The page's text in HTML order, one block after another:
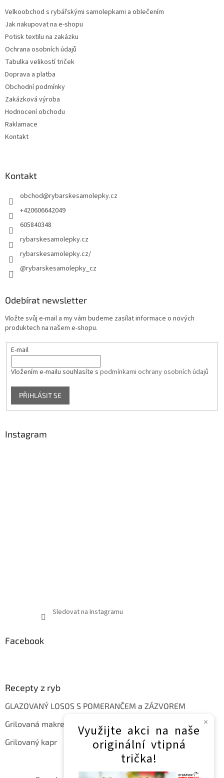
Velkoobchod s rybářskými samolepkami a oblečením
Jak nakupovat na e-shopu
Potisk textilu na zakázku
Ochrana osobních údajů
Tabulka velikostí triček
Doprava a platba
Obchodní podmínky
Zakázková výroba
Hodnocení obchodu
Raklamace
Kontakt
Kontakt
obchod@rybarskesamolepky.cz
+420606642049
605840348
rybarskesamolepky.cz
rybarskesamolepky.cz/
@rybarskesamolepky_cz
Odebírat newsletter
Vložte svůj e-mail a my vám budeme zasílat informace o nových
produktech na našem e-shopu.
E-mail
Vložením e-mailu souhlasíte s podmínkami ochrany osobních údajů
PŘIHLÁSIT SE
Instagram
Sledovat na Instagramu
Facebook
Recepty z ryb
GLAZOVANÝ LOSOS S POMERANČEM a ZÁZVOREM
Grilovaná makrela
Grilovaný kapr
×
Využijte akci na naše
originální vtipná
trička!